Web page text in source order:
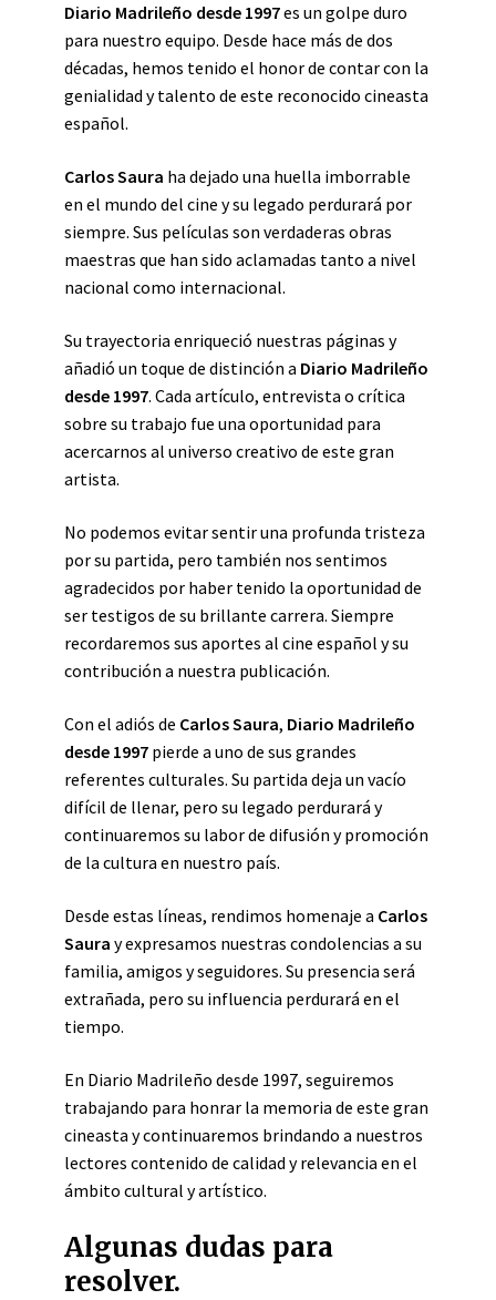
Diario Madrileño desde 1997es un golpe duro
para nuestro equipo. Desde hace más de dos
décadas, hemos tenido el honor de contar con la
genialidad y talento de este reconocido cineasta
español.
Carlos Saura ha dejado una huella imborrable
en el mundo del cine y su legado perdurará por
siempre. Sus películas son verdaderas obras
maestras que han sido aclamadas tanto a nivel
nacional como internacional.
Su trayectoria enriqueció nuestras páginas y
añadió un toque de distinción a Diario Madrileño
desde 1997. Cada artículo, entrevista o crítica
sobre su trabajo fue una oportunidad para
acercarnos al universo creativo de este gran
artista.
No podemos evitar sentir una profunda tristeza
por su partida, pero también nos sentimos
agradecidos por haber tenido la oportunidad de
ser testigos de su brillante carrera. Siempre
recordaremos sus aportes al cine español y su
contribución a nuestra publicación.
Con el adiós de Carlos Saura, Diario Madrileño
desde 1997 pierde a uno de sus grandes
referentes culturales. Su partida deja un vacío
difícil de llenar, pero su legado perdurará y
continuaremos su labor de difusión y promoción
de la cultura en nuestro país.
Desde estas líneas, rendimos homenaje a Carlos
Saura y expresamos nuestras condolencias a su
familia, amigos y seguidores. Su presencia será
extrañada, pero su influencia perdurará en el
tiempo.
En Diario Madrileño desde 1997, seguiremos
trabajando para honrar la memoria de este gran
cineasta y continuaremos brindando a nuestros
lectores contenido de calidad y relevancia en el
ámbito cultural y artístico.
Algunas dudas para
resolver.